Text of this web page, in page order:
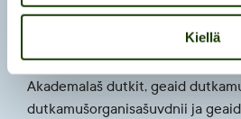
Kiellä
Akademalaš dutkit, geaid
dutkamušorganisašuvdnii ja